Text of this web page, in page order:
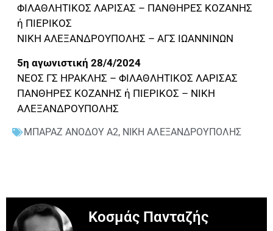
ΦΙΛΑΘΛΗΤΙΚΟΣ ΛΑΡΙΣΑΣ – ΠΑΝΘΗΡΕΣ ΚΟΖΑΝΗΣ
ή ΠΙΕΡΙΚΟΣ
ΝΙΚΗ ΑΛΕΞΑΝΔΡΟΥΠΟΛΗΣ – ΑΓΣ ΙΩΑΝΝΙΝΩΝ
5η αγωνιστική 28/4/2024
ΝΕΟΣ ΓΣ ΗΡΑΚΛΗΣ – ΦΙΛΑΘΛΗΤΙΚΟΣ ΛΑΡΙΣΑΣ
ΠΑΝΘΗΡΕΣ ΚΟΖΑΝΗΣ ή ΠΙΕΡΙΚΟΣ – ΝΙΚΗ
ΑΛΕΞΑΝΔΡΟΥΠΟΛΗΣ
ΜΠΑΡΑΖ ΑΝΟΔΟΥ Α2, ΝΙΚΗ ΑΛΕΞΑΝΔΡΟΥΠΟΛΗΣ
Κοσμάς Πανταζής